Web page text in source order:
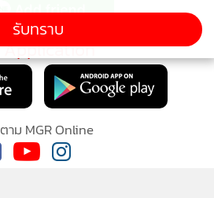
Application
าม MGR Online
รับทราบ